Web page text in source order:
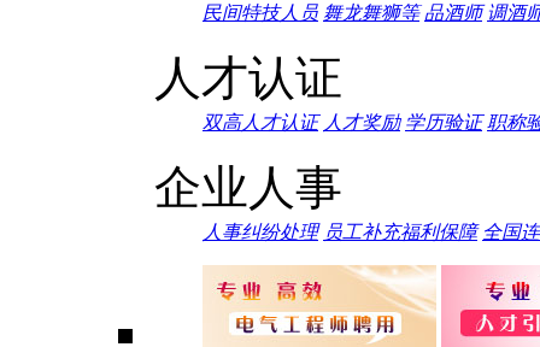
民间特技人员 舞龙舞狮等 品酒师 调酒
人才认证
双高人才认证 人才奖励 学历验证 职称
企业人事
人事纠纷处理 员工补充福利保障 全国